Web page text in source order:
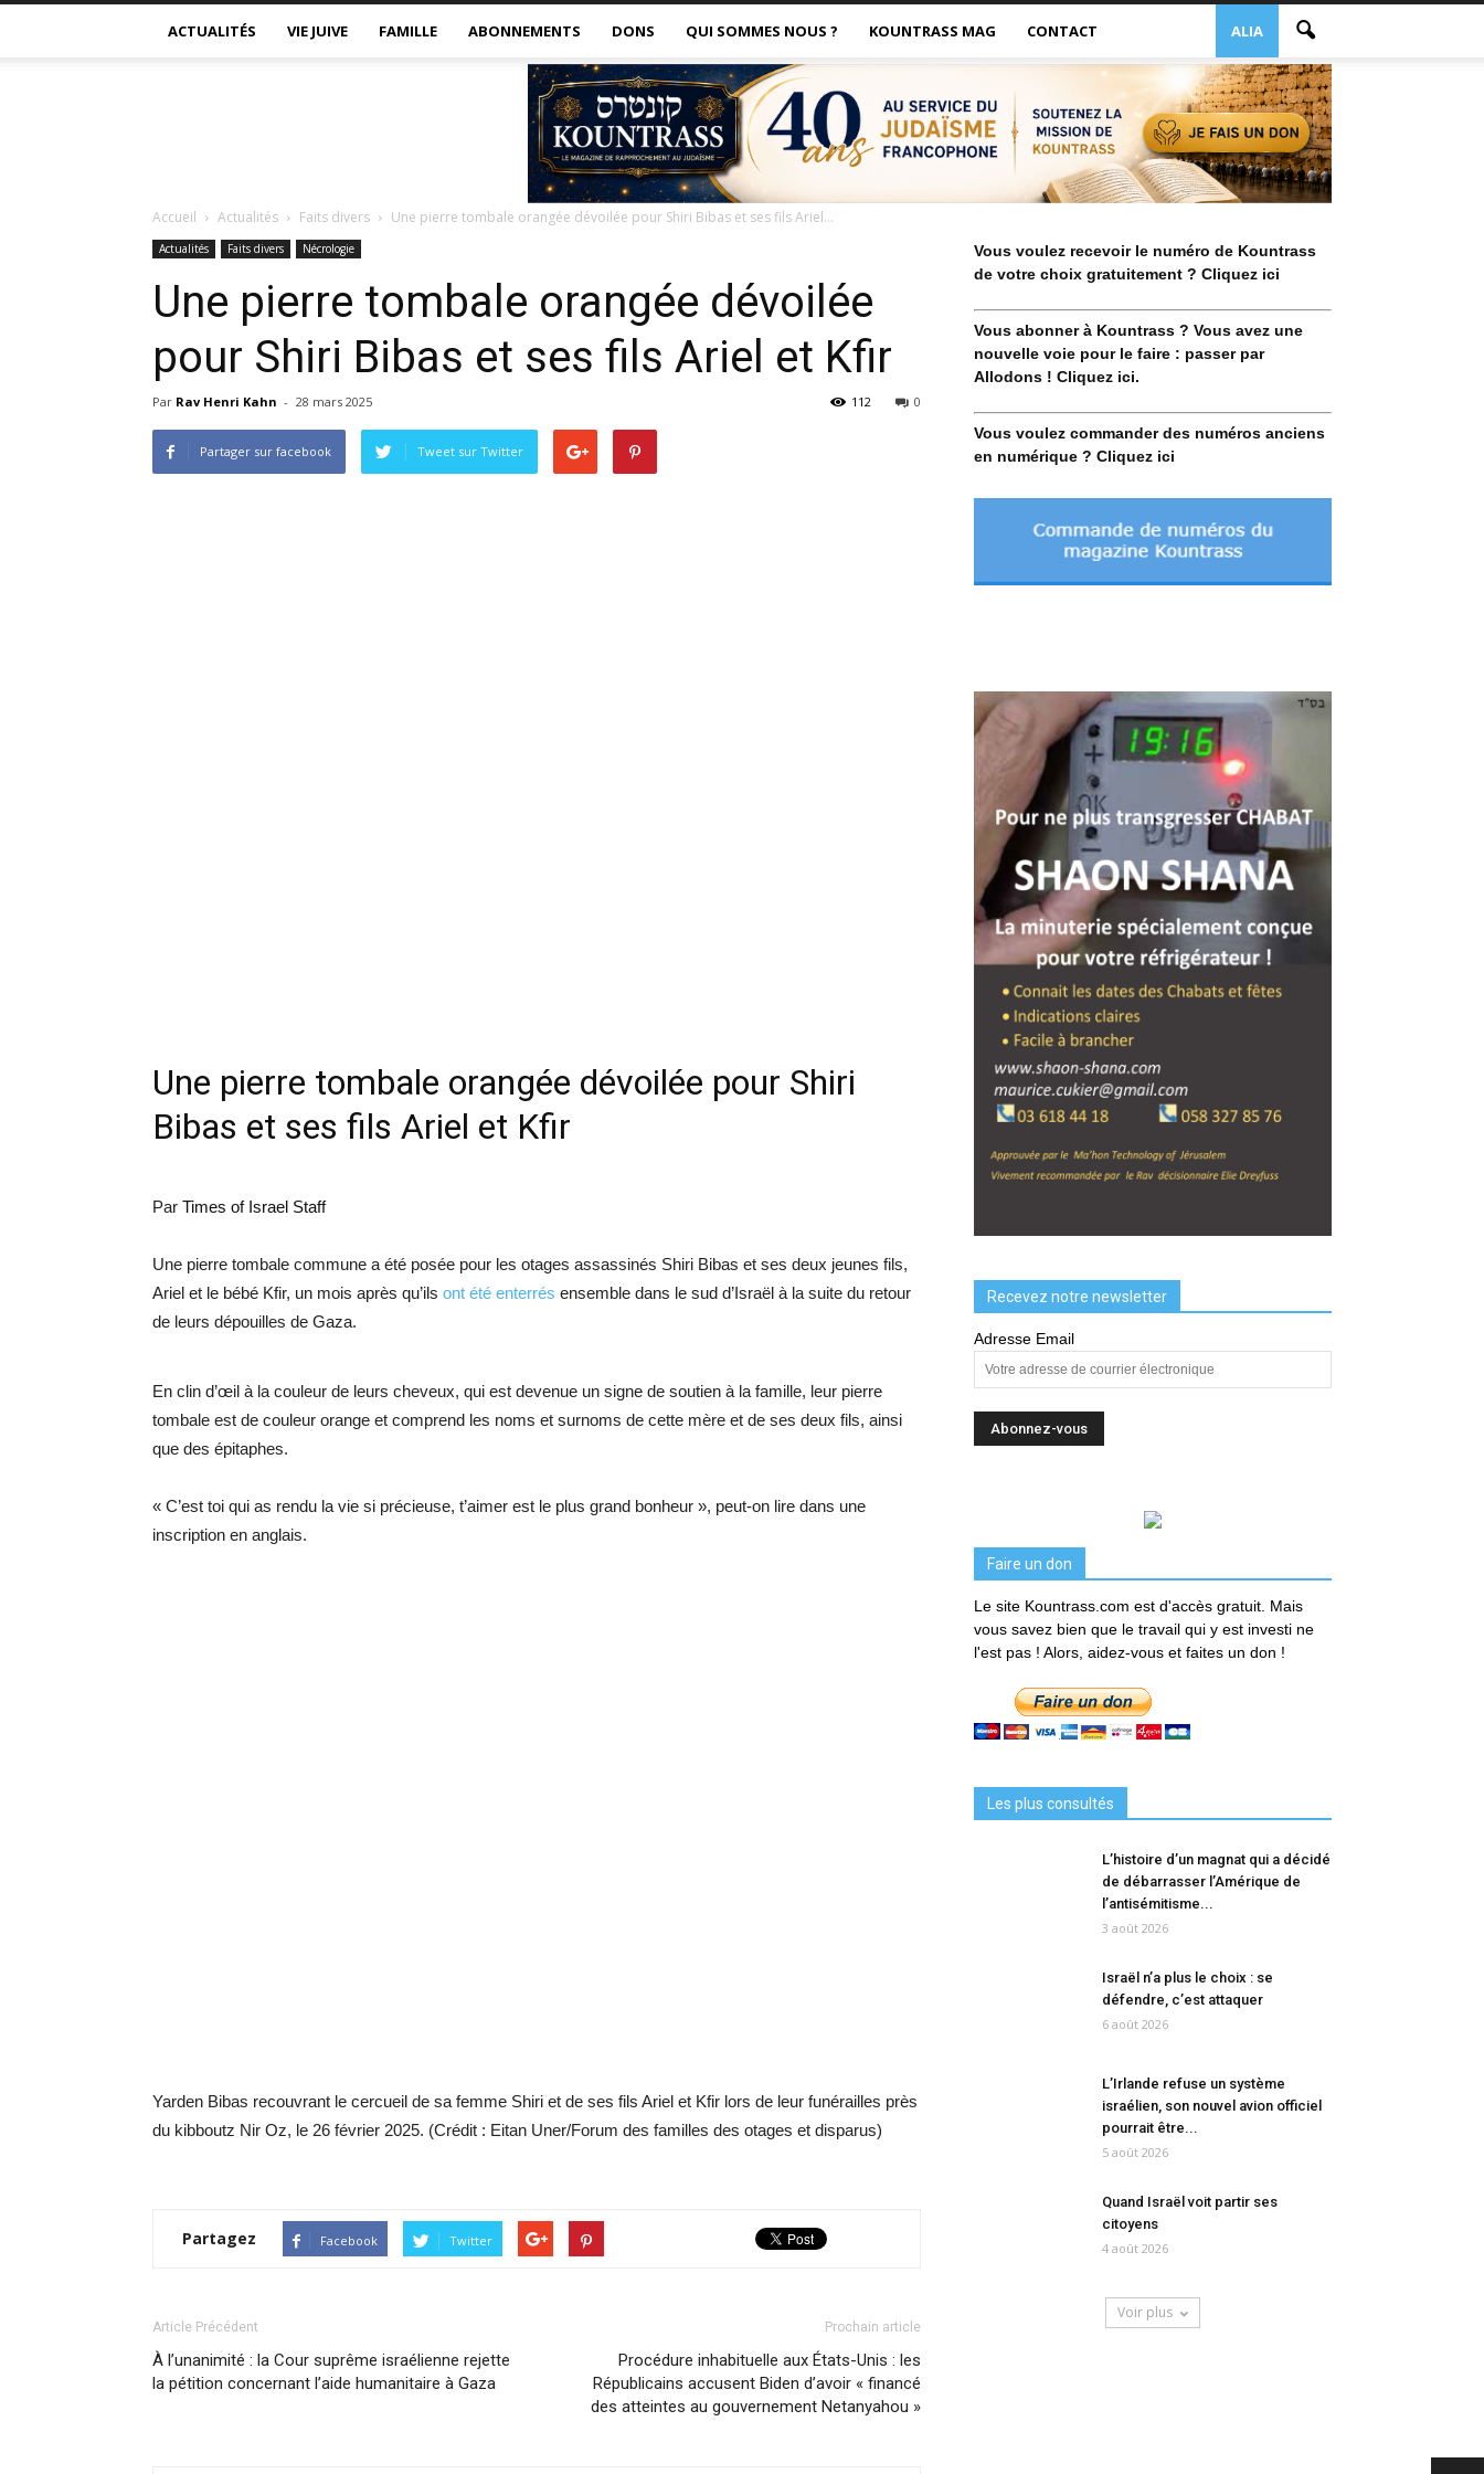
ACTUALITÉS VIE JUIVE FAMILLE ABONNEMENTS DONS ALIA
QUI SOMMES NOUS ? KOUNTRASS MAG CONTACT
Accueil Actualités Faits divers Une pierre tombale orangée dévoilée pour Shiri Bibas et ses fils Ariel...
Actualités Faits divers Nécrologie
Une pierre tombale orangée dévoilée
pour Shiri Bibas et ses fils Ariel et Kfir
Par Rav Henri Kahn - 28 mars 2025 0
112
Partager sur facebook Tweet sur Twitter
Une pierre tombale orangée dévoilée pour Shiri
Bibas et ses fils Ariel et Kfir
Par Times of Israel Staff
Une pierre tombale commune a été posée pour les otages assassinés Shiri Bibas et ses deux jeunes fils,
Ariel et le bébé Kfir, un mois après qu’ils ont été enterrés ensemble dans le sud d’Israël à la suite du retour
de leurs dépouilles de Gaza.
En clin d’œil à la couleur de leurs cheveux, qui est devenue un signe de soutien à la famille, leur pierre
tombale est de couleur orange et comprend les noms et surnoms de cette mère et de ses deux fils, ainsi
que des épitaphes.
« C’est toi qui as rendu la vie si précieuse, t’aimer est le plus grand bonheur », peut-on lire dans une
inscription en anglais.
Yarden Bibas recouvrant le cercueil de sa femme Shiri et de ses fils Ariel et Kfir lors de leur funérailles près
du kibboutz Nir Oz, le 26 février 2025. (Crédit : Eitan Uner/Forum des familles des otages et disparus)
Partagez Facebook Twitter
Article Précédent
À l’unanimité : la Cour suprême israélienne rejette
la pétition concernant l’aide humanitaire à Gaza
Prochain article
Procédure inhabituelle aux États-Unis : les
Républicains accusent Biden d’avoir « financé
des atteintes au gouvernement Netanyahou »
Vous voulez recevoir le numéro de Kountrass
de votre choix gratuitement ? Cliquez ici
Vous abonner à Kountrass ? Vous avez une
nouvelle voie pour le faire : passer par
Allodons ! Cliquez ici.
Vous voulez commander des numéros anciens
en numérique ? Cliquez ici
Recevez notre newsletter
Adresse Email
Faire un don
Le site Kountrass.com est d'accès gratuit. Mais
vous savez bien que le travail qui y est investi ne
l'est pas ! Alors, aidez-vous et faites un don !
Les plus consultés
L’histoire d’un magnat qui a décidé
de débarrasser l’Amérique de
l’antisémitisme...
3 août 2026
Israël n’a plus le choix : se
défendre, c’est attaquer
6 août 2026
L’Irlande refuse un système
israélien, son nouvel avion officiel
pourrait être...
5 août 2026
Quand Israël voit partir ses
citoyens
4 août 2026
Voir plus